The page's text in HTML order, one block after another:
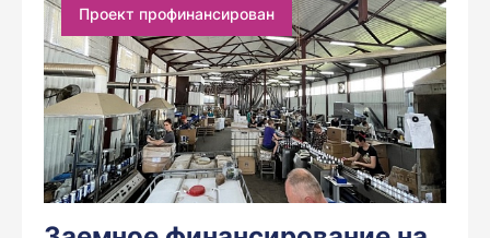
Проект профинансирован